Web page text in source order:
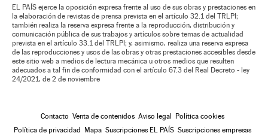
EL PAÍS ejerce la oposición expresa frente al uso de sus obras y prestaciones en
la elaboración de revistas de prensa prevista en el artículo 32.1 del TRLPI;
también realiza la reserva expresa frente a la reproducción, distribución y
comunicación pública de sus trabajos y artículos sobre temas de actualidad
prevista en el artículo 33.1 del TRLPI; y, asimismo, realiza una reserva expresa
de las reproducciones y usos de las obras y otras prestaciones accesibles desde
este sitio web a medios de lectura mecánica u otros medios que resulten
adecuados a tal fin de conformidad con el artículo 67.3 del Real Decreto - ley
24/2021, de 2 de noviembre
Contacto Venta de contenidos Aviso legal Política cookies
Política de privacidad Mapa Suscripciones EL PAÍS Suscripciones empresas